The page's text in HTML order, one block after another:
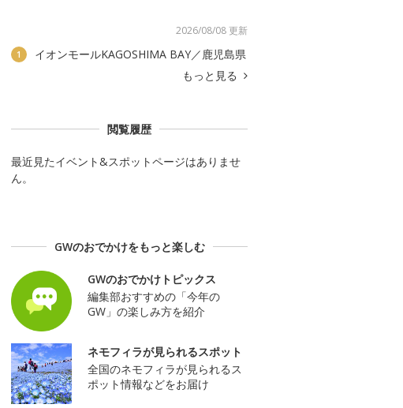
2026/08/08 更新
1
イオンモールKAGOSHIMA BAY／鹿児島県
もっと見る
閲覧履歴
最近見たイベント&スポットページはありませ
ん。
GWのおでかけをもっと楽しむ
GWのおでかけトピックス
編集部おすすめの「今年の
GW」の楽しみ方を紹介
ネモフィラが見られるスポット
全国のネモフィラが見られるス
ポット情報などをお届け